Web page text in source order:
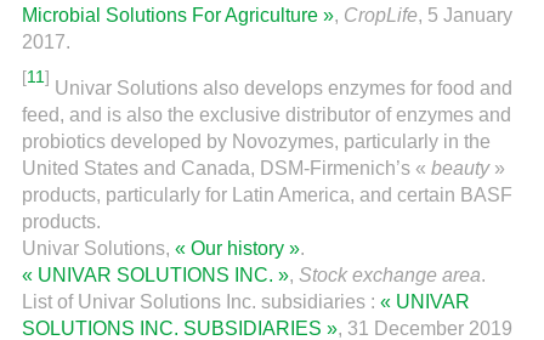
Microbial Solutions For Agriculture », CropLife, 5 January
2017.
[11]
Univar Solutions also develops enzymes for food and
feed, and is also the exclusive distributor of enzymes and
probiotics developed by Novozymes, particularly in the
United States and Canada, DSM-Firmenich’s « beauty»
products, particularly for Latin America, and certain BASF
products.
Univar Solutions, « Our history ».
« UNIVAR SOLUTIONS INC. », Stock exchange area.
List of Univar Solutions Inc. subsidiaries : « UNIVAR
SOLUTIONS INC. SUBSIDIARIES », 31 December 2019